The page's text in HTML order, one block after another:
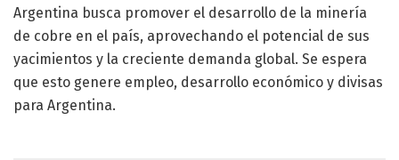
Argentina busca promover el desarrollo de la minería
de cobre en el país, aprovechando el potencial de sus
yacimientos y la creciente demanda global. Se espera
que esto genere empleo, desarrollo económico y divisas
para Argentina.